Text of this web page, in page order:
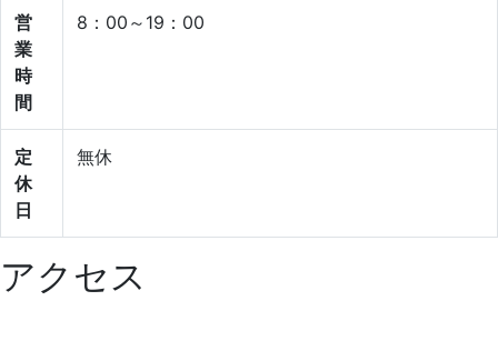
営
業
時
間
8：00～19：00
定
休
日
無休
アクセス